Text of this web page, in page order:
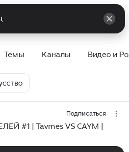
Темы Каналы Видео и
Подписаться
#1 | Tavmes VS CAYM |